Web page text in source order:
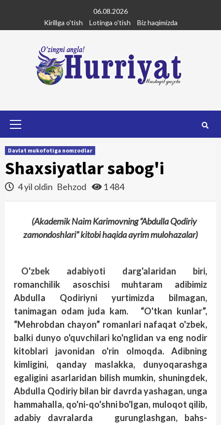
content
06.08.2026
Kirillga o'tish
Lotinga o'tish Biz haqimizda
Davlat mukofotiga nomzodlar
Shaxsiyatlar sabog'i
4 yil oldin Behzod 1 484
(Akademik Naim Karimovning “Abdulla Qodiriy
zamondoshlari” kitobi haqida ayrim mulohazalar)
O'zbek adabiyoti darg'alaridan biri,
romanchilik asoschisi muhtaram adibimiz
Abdulla Qodiriyni yurtimizda bilmagan,
tanimagan odam juda kam. “O'tkan kunlar”,
“Mehrobdan chayon” romanlari nafaqat o'zbek,
balki dunyo o'quvchilari ko'nglidan va eng nodir
kitoblari javonidan o'rin olmoqda. Adibning
kimligini, qanday maslakka, dunyoqarashga
egaligini asarlaridan bilish mumkin, shuningdek,
Abdulla Qodiriy bilan bir davrda yashagan, unga
hammahalla, qo'ni-qo'shni bo'lgan, muloqot qilib,
adabiy davralarda gurunglashgan, bahs-